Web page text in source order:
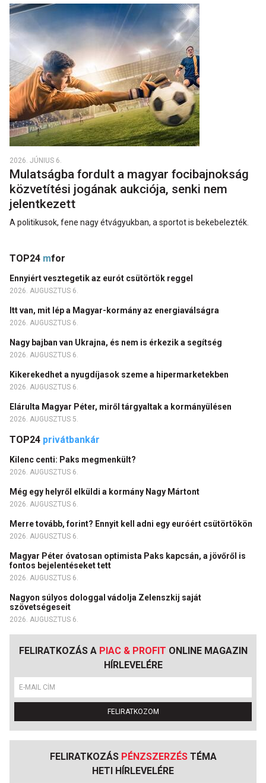
2026. JÚNIUS 6.
Mulatságba fordult a magyar focibajnokság
közvetítési jogának aukciója, senki nem
jelentkezett
A politikusok, fene nagy étvágyukban, a sportot is bekebelezték.
TOP24 mfor
Ennyiért vesztegetik az eurót csütörtök reggel
2026. AUGUSZTUS 6.
Itt van, mit lép a Magyar-kormány az energiaválságra
2026. AUGUSZTUS 6.
Nagy bajban van Ukrajna, és nem is érkezik a segítség
2026. AUGUSZTUS 6.
Kikerekedhet a nyugdíjasok szeme a hipermarketekben
2026. AUGUSZTUS 6.
Elárulta Magyar Péter, miről tárgyaltak a kormányülésen
2026. AUGUSZTUS 5.
TOP24 privátbankár
Kilenc centi: Paks megmenkült?
2026. AUGUSZTUS 6.
Még egy helyről elküldi a kormány Nagy Mártont
2026. AUGUSZTUS 6.
Merre tovább, forint? Ennyit kell adni egy euróért csütörtökön
2026. AUGUSZTUS 6.
Magyar Péter óvatosan optimista Paks kapcsán, a jövőről is
fontos bejelentéseket tett
2026. AUGUSZTUS 6.
Nagyon súlyos dologgal vádolja Zelenszkij saját
szövetségeseit
2026. AUGUSZTUS 6.
FELIRATKOZÁS A PIAC & PROFIT ONLINE MAGAZIN
HÍRLEVELÉRE
FELIRATKOZOM
FELIRATKOZÁS PÉNZSZERZÉSTÉMA
HETI HÍRLEVELÉRE